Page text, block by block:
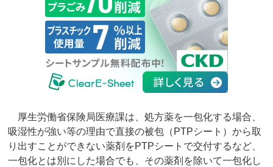
厚生労働省保険局医療課は、処方薬を一包化する場合、
吸湿性が強い等の理由で直接の被包（PTPシート）から取
り出すことができない薬剤をPTPシートで交付するなど、
一包化とは別にした場合でも、その薬剤を除いて一包化し